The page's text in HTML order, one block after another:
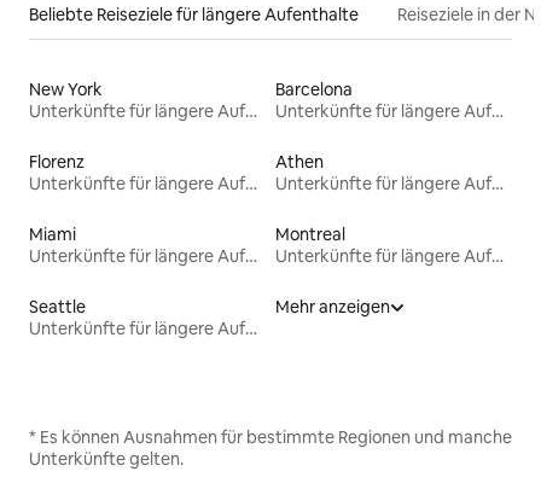
Beliebte Reiseziele für längere Aufenthalte Reiseziele in der
New York
Unterkünfte für längere Aufenthalte
Barcelona
Unterkünfte für längere Aufenthalte
Florenz
Unterkünfte für längere Aufenthalte
Athen
Unterkünfte für längere Aufenthalte
Miami
Unterkünfte für längere Aufenthalte
Montreal
Unterkünfte für längere Aufenthalte
Seattle
Unterkünfte für längere Aufenthalte
Mehr anzeigen
* Es können Ausnahmen für bestimmte Regionen und manche
Unterkünfte gelten.